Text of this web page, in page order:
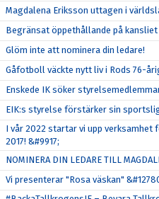
Magdalena Eriksson uttagen i
Begränsat öppethållande på
Glöm inte att nominera din ledare!
Gåfotboll väckte nytt liv i Rods 76-
Enskede IK söker
EIK:s styrelse förstärker sin
I vår 2022 startar vi upp verksamhet
2017! &#9917;
NOMINERA DIN LEDARE TILL
Vi presenterar "Rosa väskan"